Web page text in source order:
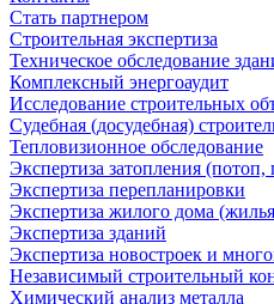
Стать партнером
Строительная экспертиза
Техническое обследование
Комплексный энергоаудит
Исследование строительных
Судебная (досудебная)
Тепловизионное обследование
Экспертиза затопления
Экспертиза перепланировки
Экспертиза жилого дома
Экспертиза зданий
Экспертиза новостроек и
Независимый строительный
Химический анализ металла